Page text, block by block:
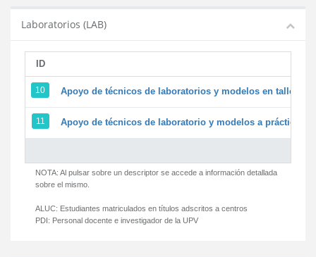
Laboratorios (LAB)
ID
10 Apoyo de técnicos de laboratorios y modelos en
11 Apoyo de técnicos de laboratorio y modelos a prácticas
NOTA: Al pulsar sobre un descriptor se accede a información detallada
sobre el mismo.
ALUC: Estudiantes matriculados en títulos adscritos a centros
PDI: Personal docente e investigador de la UPV